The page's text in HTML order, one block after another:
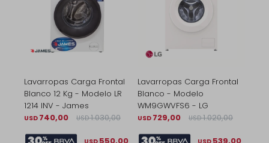
Lavarropas Carga Frontal
Blanco 12 Kg - Modelo LR
1214 INV - James
USD 740,00 USD 1.030,00
USD 550,00
Lavarropas Carga Frontal
Blanco - Modelo
WM9GWVFS6 - LG
USD 729,00 USD 1.020,00
USD 539,00